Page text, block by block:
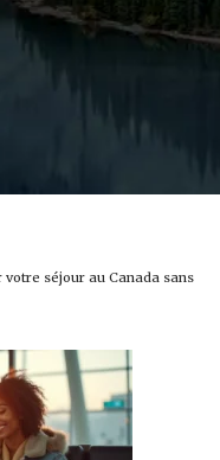
séjour au Canada sans